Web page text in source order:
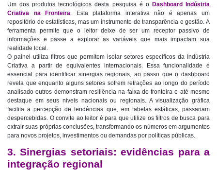
Um dos produtos tecnológicos desta pesquisa é o Dashboard Indústria
Criativa na Fronteira . Esta plataforma interativa não é apenas um
repositório de estatísticas, mas um instrumento de transparência e gestão. A
ferramenta permite que o leitor deixe de ser um receptor passivo de
informações e passe a explorar as variáveis que mais impactam sua
realidade local.
O painel utiliza filtros que permitem isolar setores específicos da Indústria
Criativa a partir de equivalentes internacionais. Essa funcionalidade é
essencial para identificar sinergias regionais, ao passo que o dashboard
revela que enquanto alguns setores sofrem retrações ao longo do período
analisado outros demonstram resiliência na faixa de fronteira e até mesmo
destaque em seus níveis nacionais ou regionais. A visualização gráfica
facilita a percepção de tendências que, em tabelas estáticas, passariam
despercebidas. O convite ao leitor é para que utilize os filtros de busca para
extrair suas próprias conclusões, transformando os números em argumentos
para novos projetos, investimentos ou demandas por políticas públicas.
3. Sinergias setoriais: evidências para a
integração regional